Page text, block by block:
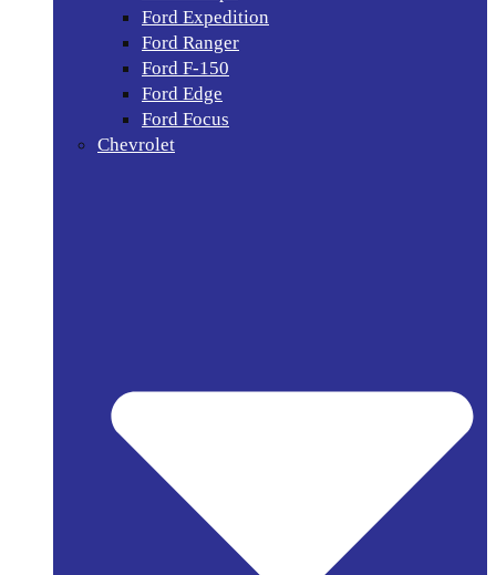
Ford Expedition
Ford Ranger
Ford F-150
Ford Edge
Ford Focus
Chevrolet